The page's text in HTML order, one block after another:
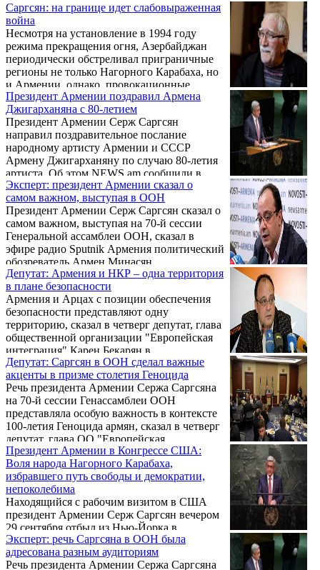
Саргсян: на границе идет слабовыраженная
война
Несмотря на установление в 1994 году
режима прекращения огня, Азербайджан
периодически обстреливал приграничные
регионы не только Нагорного Карабаха, но
и Армении, однако, провокационные
действия Баку за последние два года стали
причиной беспрецедентного роста
напряженности, заявил президент Армении
Серж Саргсян.
Президент Армении поздравил Армена
Джигарханяна с 80-летием
Президент Армении Серж Саргсян
направил поздравительное послание
народному артисту Армении и СССР
Армену Джигарханяну по случаю 80-летия
артиста. Об этом NEWS.am сообщили в
пресс-службе президента Армении.
Эксперт: президент Армении сказал о
самом важном, выступая в ООН
Президент Армении Серж Саргсян сказал о
самом важном, выступая на 70-й сессии
Генеральной ассамблеи ООН, сказал в
эфире радио Sputnik Армения политический
обозреватель Армен Минасян.
Депутат: Армения и НКР – одна территория
в плане безопасности
Армения и Арцах с позиции обеспечения
безопасности представляют одну
территорию, сказал в четверг депутат, глава
общественной организации "Европейская
интеграция" Карен Бекарян в
международном пресс-центре Sputnik
Армения, комментируя выступление
президента Армении на Генассамблее ООН.
Депутат: Саргсян в ООН сделал важные
акценты в призме столетия Геноцида
Речь президента Армении Сержа Саргсяна
на 70-й сессии Генассамблеи ООН
представляла особую важность в контексте
100-летия Геноцида армян, сказал в четверг
депутат, глава ОО "Европейская
интеграция" Карен Бекарян в
международном пресс-центре Sputnik
Армения.
Президент Армении в Конгрессе США:
Воля народа Нагорного Карабаха,
избравшего путь свободы и демократии,
непоколебима
Находящийся с рабочим визитом в США
президент Армении Серж Саргсян вечером
29 сентября отбыл из Нью-Йорка в
Вашингтон.
Эксперт: речь Саргсяна в ООН была
адресована разным аудиториям
Речь президента Армении Сержа Саргсяна